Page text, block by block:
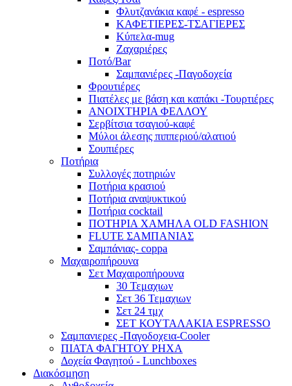
Φλυτζανάκια καφέ - espresso
ΚΑΦΕΤΙΕΡΕΣ-ΤΣΑΓΙΕΡΕΣ
Κύπελα-mug
Ζαχαριέρες
Ποτό/Bar
Σαμπανιέρες -Παγοδοχεία
Φρουτιέρες
Πιατέλες με βάση και καπάκι -Τουρτιέρες
ΑΝΟΙΧΤΗΡΙΑ ΦΕΛΛΟΥ
Σερβίτσια τσαγιού-καφέ
Μύλοι άλεσης πιππεριού/αλατιού
Σουπιέρες
Ποτήρια
Συλλογές ποτηριών
Ποτήρια κρασιού
Ποτήρια αναψυκτικού
Ποτήρια cocktail
ΠΟΤΗΡΙΑ ΧΑΜΗΛΑ OLD FASHION
FLUTE ΣΑΜΠΑΝΙΑΣ
Σαμπάνιας- coppa
Μαχαιροπήρουνα
Σετ Μαχαιροπήρουνα
30 Τεμαχιων
Σετ 36 Τεμαχιων
Σετ 24 τμχ
ΣΕΤ ΚΟΥΤΑΛΑΚΙΑ ESPRESSO
Σαμπανιερες -Παγοδοχεια-Cooler
ΠΙΑΤΑ ΦΑΓΗΤΟΥ ΡΗΧΑ
Δοχεία Φαγητού - Lunchboxes
Διακόσμηση